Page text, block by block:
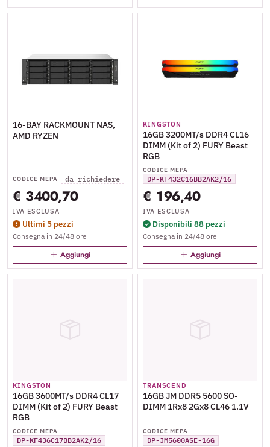
16-BAY RACKMOUNT NAS,
AMD RYZEN
CODICE MEPA da richiedere
€ 3400,70
IVA ESCLUSA
Ultimi 5 pezzi
Consegna in 24/48 ore
Aggiungi
KINGSTON
16GB 3200MT/s DDR4 CL16
DIMM (Kit of 2) FURY Beast
RGB
CODICE MEPA
DP-KF432C16BB2AK2/16
€ 196,40
IVA ESCLUSA
Disponibili 88 pezzi
Consegna in 24/48 ore
Aggiungi
KINGSTON
16GB 3600MT/s DDR4 CL17
DIMM (Kit of 2) FURY Beast
RGB
CODICE MEPA
DP-KF436C17BB2AK2/16
TRANSCEND
16GB JM DDR5 5600 SO-
DIMM 1Rx8 2Gx8 CL46 1.1V
CODICE MEPA
DP-JM5600ASE-16G